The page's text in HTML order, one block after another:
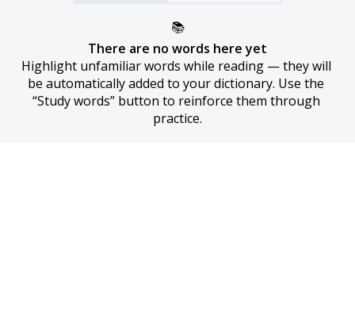
📚
There are no words here yet
Highlight unfamiliar words while reading — they will
be automatically added to your dictionary. Use the
“Study words” button to reinforce them through
practice.